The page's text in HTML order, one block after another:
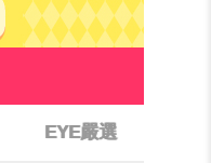
EYE嚴選